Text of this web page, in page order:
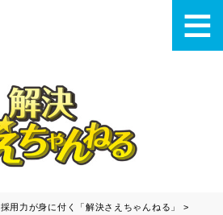
採用力が身に付く「解決さえちゃんねる」
>